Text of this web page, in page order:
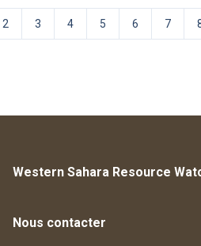
2 3 4 5 6 7
Western Sahara Resource
Nous contacter